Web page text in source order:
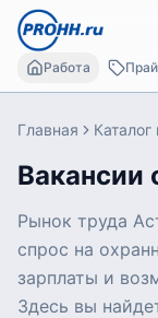
Работа
Главная
Вакансии
Рынок труда
спрос на
зарплаты и
Здесь вы